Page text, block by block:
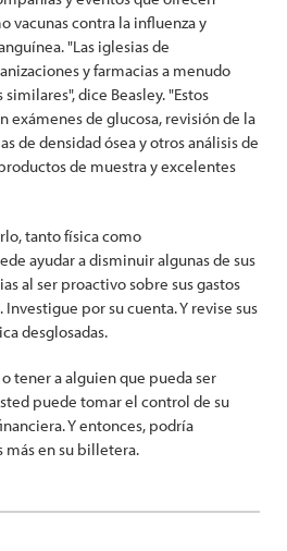
vacunas contra la influenza y
"Las iglesias de
y farmacias a menudo
dice Beasley. "Estos
exámenes de glucosa, revisión de la
de densidad ósea y otros análisis de
de muestra y excelentes
tanto física como
ayudar a disminuir algunas de sus
al ser proactivo sobre sus gastos
por su cuenta. Y revise sus
desglosadas.
tener a alguien que pueda ser
puede tomar el control de su
Y entonces, podría
más en su billetera.